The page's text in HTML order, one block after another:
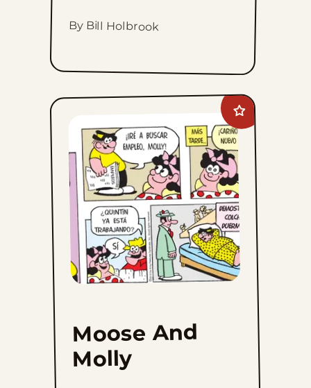
By Bill Holbrook
Add
Moose
And
Molly
favorites
Moose And
Molly